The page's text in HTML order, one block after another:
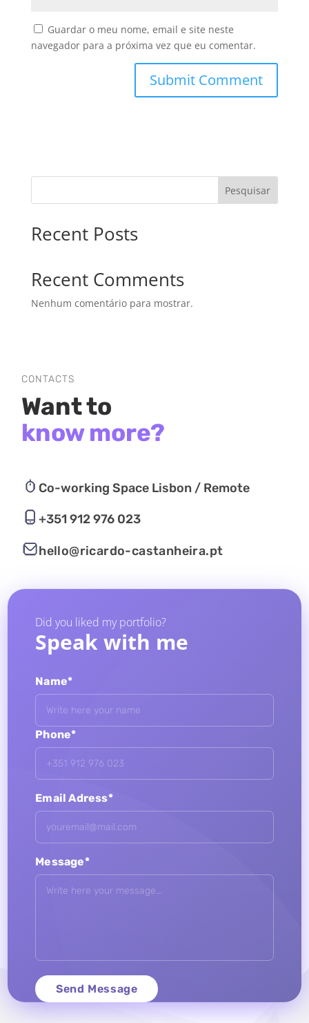
Guardar o meu nome, email e site neste
navegador para a próxima vez que eu comentar.
Pesquisar
Recent Posts
Recent Comments
Nenhum comentário para mostrar.
CONTACTS
Want to
know more?
Co-working Space Lisbon / Remote
+351 912 976 023
hello@ricardo-castanheira.pt
Did you liked my portfolio?
Speak with me
Name*
Phone*
Email Adress*
Message*